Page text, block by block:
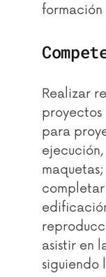
formación
Realizar
para
asistir en
siguiendo